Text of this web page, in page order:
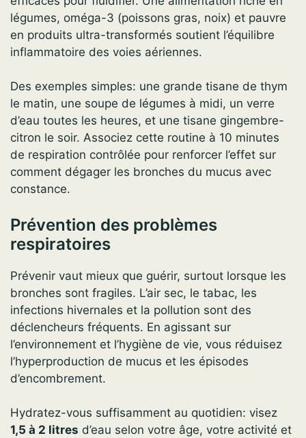
légumes, oméga-3 (poissons gras, noix) et pauvre
en produits ultra-transformés soutient l’équilibre
inflammatoire des voies aériennes.
Des exemples simples: une grande tisane de thym
le matin, une soupe de légumes à midi, un verre
d’eau toutes les heures, et une tisane gingembre-
citron le soir. Associez cette routine à 10 minutes
de respiration contrôlée pour renforcer l’effet sur
comment dégager les bronches du mucus avec
constance.
Prévention des problèmes
respiratoires
Prévenir vaut mieux que guérir, surtout lorsque les
bronches sont fragiles. L’air sec, le tabac, les
infections hivernales et la pollution sont des
déclencheurs fréquents. En agissant sur
l’environnement et l’hygiène de vie, vous réduisez
l’hyperproduction de mucus et les épisodes
d’encombrement.
Hydratez-vous suffisamment au quotidien: visez
1,5 à 2 litres d’eau selon votre âge, votre activité et